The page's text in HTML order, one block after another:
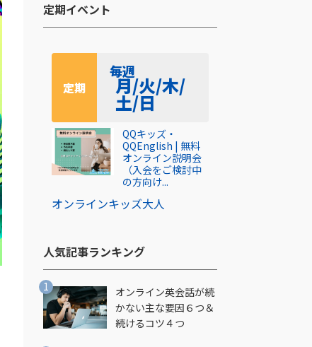
定期イベント​
定期
毎週
月/火/木/
土/日
オンラインキッズ大人
QQキッズ・
QQEnglish | 無料
オンライン説明会
（入会をご検討中
の方向け...
人気記事ランキング​
オンライン英会話が続
かない主な要因６つ＆
続けるコツ４つ